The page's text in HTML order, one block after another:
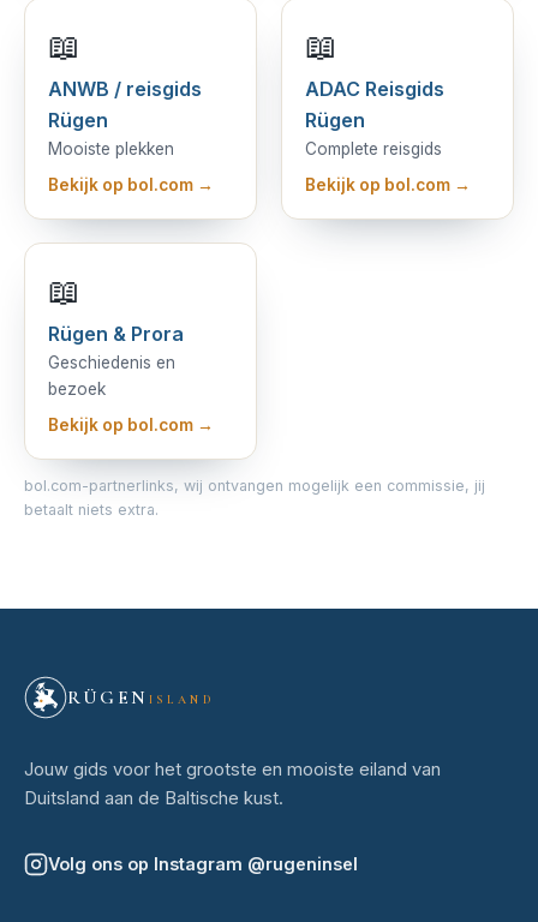
📖
ANWB / reisgids
Rügen
Mooiste plekken
Bekijk op bol.com →
📖
ADAC Reisgids
Rügen
Complete reisgids
Bekijk op bol.com →
📖
Rügen & Prora
Geschiedenis en
bezoek
Bekijk op bol.com →
bol.com-partnerlinks, wij ontvangen mogelijk een commissie, jij
betaalt niets extra.
RÜGEN ISLAND
Jouw gids voor het grootste en mooiste eiland van
Duitsland aan de Baltische kust.
Volg ons op Instagram @rugeninsel